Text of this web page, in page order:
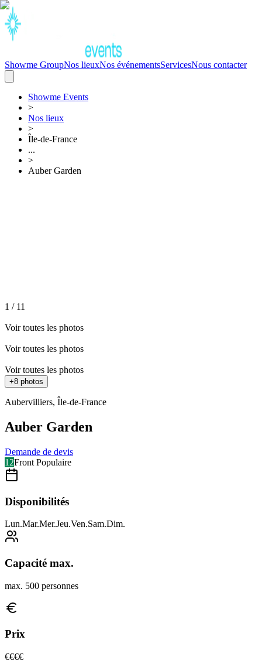
Showme GroupNos lieuxNos événementsServicesNous contacter
Showme Events
>
Nos lieux
>
Île-de-France
...
>
Auber Garden
1 / 11
Voir toutes les photos
Voir toutes les photos
Voir toutes les photos
+8 photos
Aubervilliers, Île-de-France
Auber Garden
Demande de devis
12Front Populaire
Disponibilités
Lun.Mar.Mer.Jeu.Ven.Sam.Dim.
Capacité max.
max. 500 personnes
Prix
€€€€